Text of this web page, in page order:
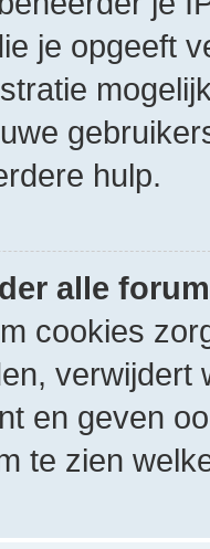
je opgeeft
hulp.
alle
cookies
en geven
te zien